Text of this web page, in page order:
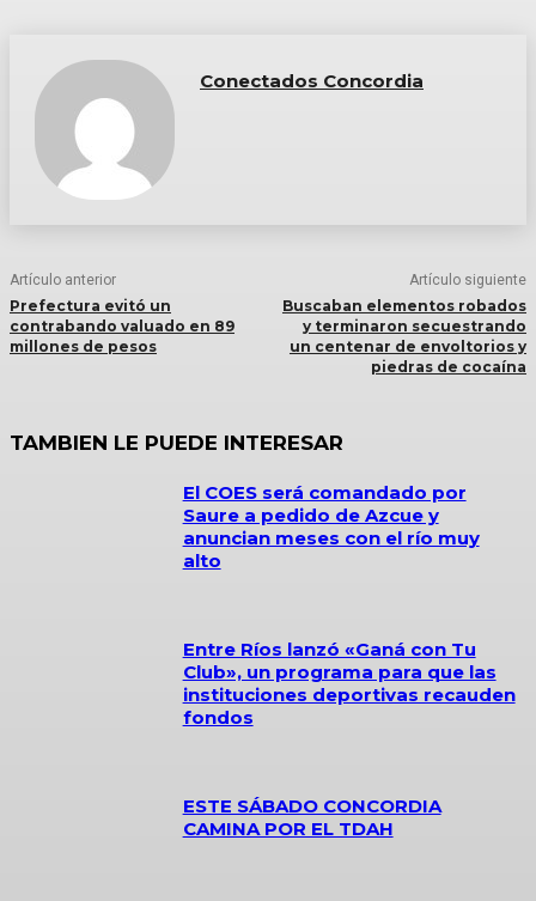
Conectados Concordia
Artículo anterior
Prefectura evitó un
contrabando valuado en 89
millones de pesos
Artículo siguiente
Buscaban elementos robados
y terminaron secuestrando
un centenar de envoltorios y
piedras de cocaína
TAMBIEN LE PUEDE INTERESAR
El COES será comandado por
Saure a pedido de Azcue y
anuncian meses con el río muy
alto
Entre Ríos lanzó «Ganá con Tu
Club», un programa para que las
instituciones deportivas recauden
fondos
ESTE SÁBADO CONCORDIA
CAMINA POR EL TDAH